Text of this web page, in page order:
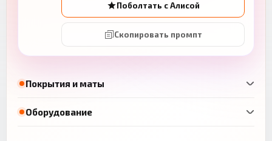
Покрытия и маты
Оборудование
Поболтать с Алисой
Скопировать промпт